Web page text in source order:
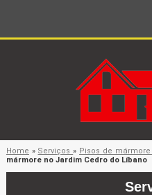
Home » Serviços» Pisos de
mármore no Jardim Cedro do Líbano